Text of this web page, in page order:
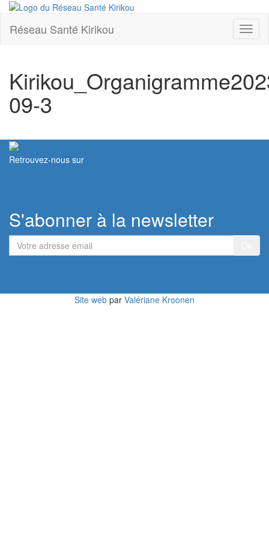
Réseau Santé Kirikou
09-3
Retrouvez-nous sur
S'abonner à la newsletter
Votre
adresse
Site web par Valériane Kroonen